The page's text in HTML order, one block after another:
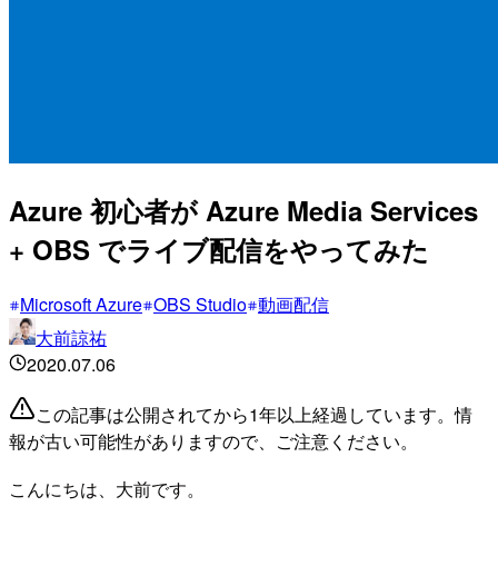
Azure 初心者が Azure Media Services
+ OBS でライブ配信をやってみた
Microsoft Azure OBS Studio 動画配信
大前諒祐
2020.07.06
この記事は公開されてから1年以上経過しています。情
報が古い可能性がありますので、ご注意ください。
こんにちは、大前です。